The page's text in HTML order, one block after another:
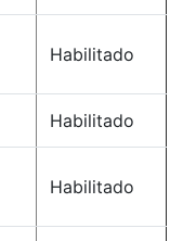
Habilitado
Habilitado
Habilitado